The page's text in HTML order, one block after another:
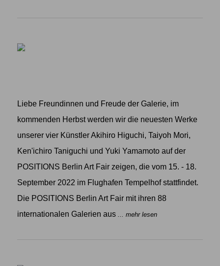
Liebe Freundinnen und Freude der Galerie, im
kommenden Herbst werden wir die neuesten Werke
unserer vier Künstler Akihiro Higuchi, Taiyoh Mori,
Ken'ichiro Taniguchi und Yuki Yamamoto auf der
POSITIONS Berlin Art Fair zeigen, die vom 15. - 18.
September 2022 im Flughafen Tempelhof stattfindet.
Die POSITIONS Berlin Art Fair mit ihren 88
internationalen Galerien aus ... mehr lesen